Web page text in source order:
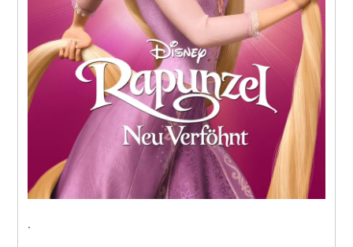
.